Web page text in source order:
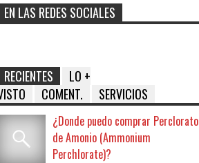
EN LAS REDES SOCIALES
RECIENTES
LO +
COMENT. SERVICIOS
¿Donde puedo comprar Perclorato
de Amonio (Ammonium
Perchlorate)?